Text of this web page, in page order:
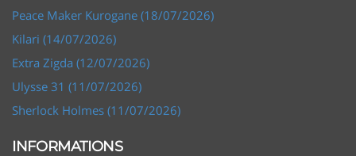
Peace Maker Kurogane (18/07/2026)
Kilari (14/07/2026)
Extra Zigda (12/07/2026)
Ulysse 31 (11/07/2026)
Sherlock Holmes (11/07/2026)
INFORMATIONS